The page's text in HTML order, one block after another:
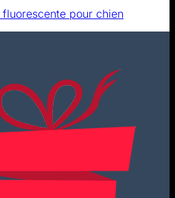
pour chien